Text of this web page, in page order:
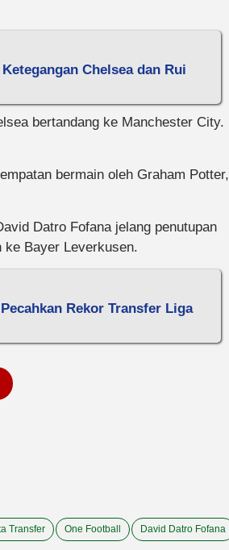
Chelsea dan Rui
bertandang ke Manchester City.
bermain oleh Graham Potter,
Datro Fofana jelang penutupan
ke Bayer Leverkusen.
Rekor Transfer Liga
Transfer One Football David Datro Fofana